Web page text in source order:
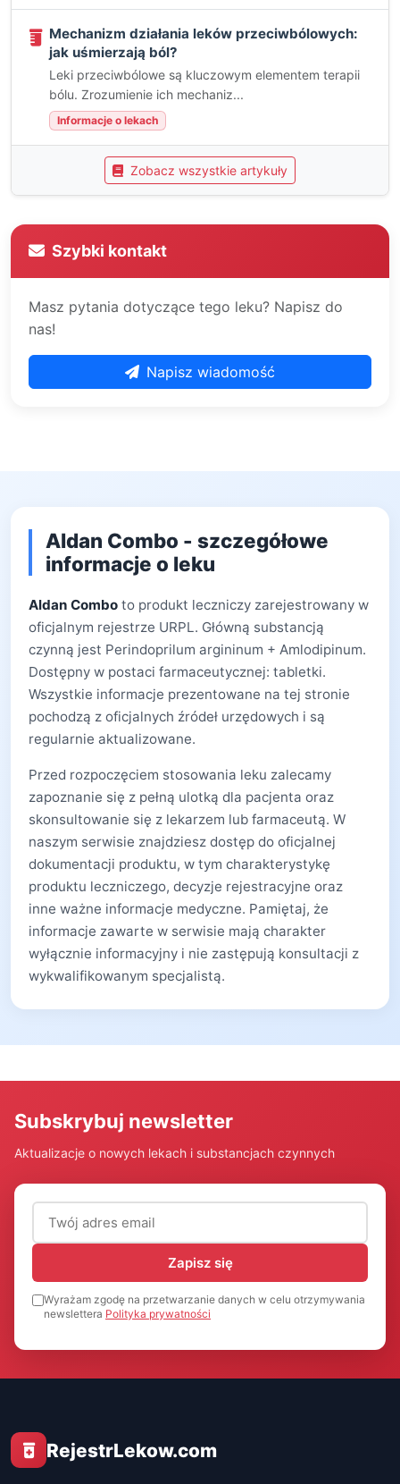
Mechanizm działania leków przeciwbólowych:
jak uśmierzają ból?
Leki przeciwbólowe są kluczowym elementem terapii
bólu. Zrozumienie ich mechaniz...
Informacje o lekach
Zobacz wszystkie artykuły
Szybki kontakt
Masz pytania dotyczące tego leku? Napisz do
nas!
Napisz wiadomość
Aldan Combo - szczegółowe
informacje o leku
Aldan Combo to produkt leczniczy zarejestrowany w
oficjalnym rejestrze URPL. Główną substancją
czynną jest Perindoprilum argininum + Amlodipinum.
Dostępny w postaci farmaceutycznej: tabletki.
Wszystkie informacje prezentowane na tej stronie
pochodzą z oficjalnych źródeł urzędowych i są
regularnie aktualizowane.
Przed rozpoczęciem stosowania leku zalecamy
zapoznanie się z pełną ulotką dla pacjenta oraz
skonsultowanie się z lekarzem lub farmaceutą. W
naszym serwisie znajdziesz dostęp do oficjalnej
dokumentacji produktu, w tym charakterystykę
produktu leczniczego, decyzje rejestracyjne oraz
inne ważne informacje medyczne. Pamiętaj, że
informacje zawarte w serwisie mają charakter
wyłącznie informacyjny i nie zastępują konsultacji z
wykwalifikowanym specjalistą.
Subskrybuj newsletter
Aktualizacje o nowych lekach i substancjach czynnych
Adres email (wymagany)
Zapisz się
Wyrażam zgodę na przetwarzanie danych w celu otrzymywania
newslettera Polityka prywatności
RejestrLekow.com